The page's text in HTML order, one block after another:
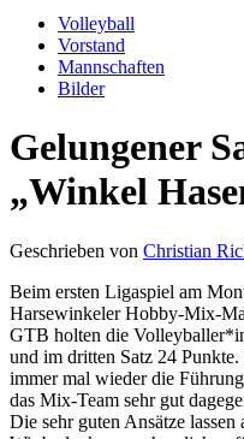
account
menu
Volleyball
Volleyball
Vorstand
Mannschaften
Bilder
Gelungener
„Winkel
Geschrieben von Christian
Beim ersten Ligaspiel am
Harsewinkeler Hobby-Mix-
GTB holten die
und im dritten Satz 24
immer mal wieder die
das Mix-Team sehr gut
Die sehr guten Ansätze